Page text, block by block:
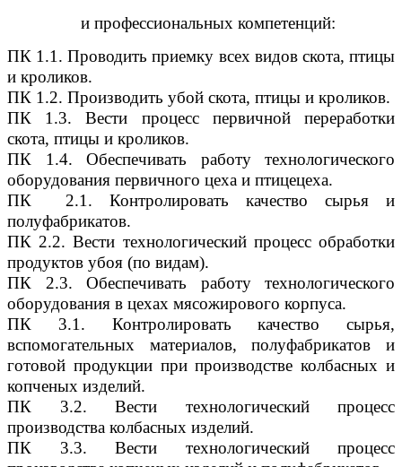
и профессиональных компетенций:
ПК 1.1. Проводить приемку всех видов скота, птицы
и кроликов.
ПК 1.2. Производить убой скота, птицы и кроликов.
ПК 1.3. Вести процесс первичной переработки
скота, птицы и кроликов.
ПК 1.4. Обеспечивать работу технологического
оборудования первичного цеха и птицецеха.
ПК 2.1. Контролировать качество сырья и
полуфабрикатов.
ПК 2.2. Вести технологический процесс обработки
продуктов убоя (по видам).
ПК 2.3. Обеспечивать работу технологического
оборудования в цехах мясожирового корпуса.
ПК 3.1. Контролировать качество сырья,
вспомогательных материалов, полуфабрикатов и
готовой продукции при производстве колбасных и
копченых изделий.
ПК 3.2. Вести технологический процесс
производства колбасных изделий.
ПК 3.3. Вести технологический процесс